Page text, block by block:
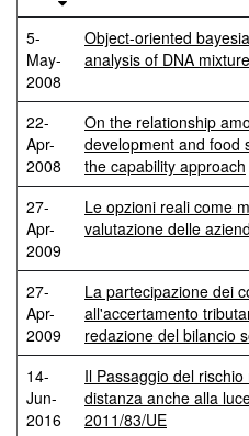
5-
May-
2008
Object-oriented
analysis of DNA
22-
Apr-
2008
On the relationship
development and food
the capability approach
27-
Apr-
2009
Le opzioni reali come
valutazione delle
27-
Apr-
2009
La partecipazione dei
all'accertamento
redazione del bilancio
14-
Jun-
2016
Il Passaggio del
distanza anche alla
2011/83/UE